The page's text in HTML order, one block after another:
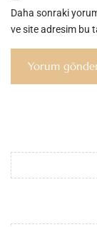
Daha sonraki
ve site adresim bu